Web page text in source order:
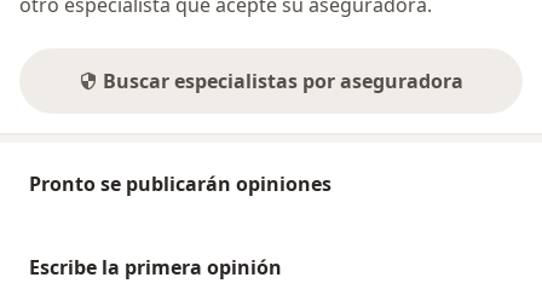
otro especialista que acepte su aseguradora.
Buscar especialistas por aseguradora
Pronto se publicarán opiniones
Escribe la primera opinión